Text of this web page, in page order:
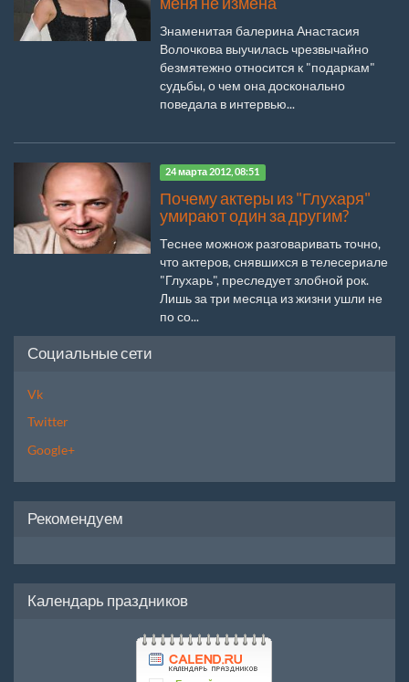
Знаменитая балерина Анастасия
Волочкова выучилась чрезвычайно
безмятежно относится к "подаркам"
судьбы, о чем она досконально
поведала в интервью...
24 марта 2012, 08:51
Почему актеры из "Глухаря"
умирают один за другим?
Теснее можнож разговаривать точно,
что актеров, снявшихся в телесериале
"Глухарь", преследует злобной рок.
Лишь за три месяца из жизни ушли не
по со...
Социальные сети
Vk
Twitter
Google+
Рекомендуем
Календарь праздников